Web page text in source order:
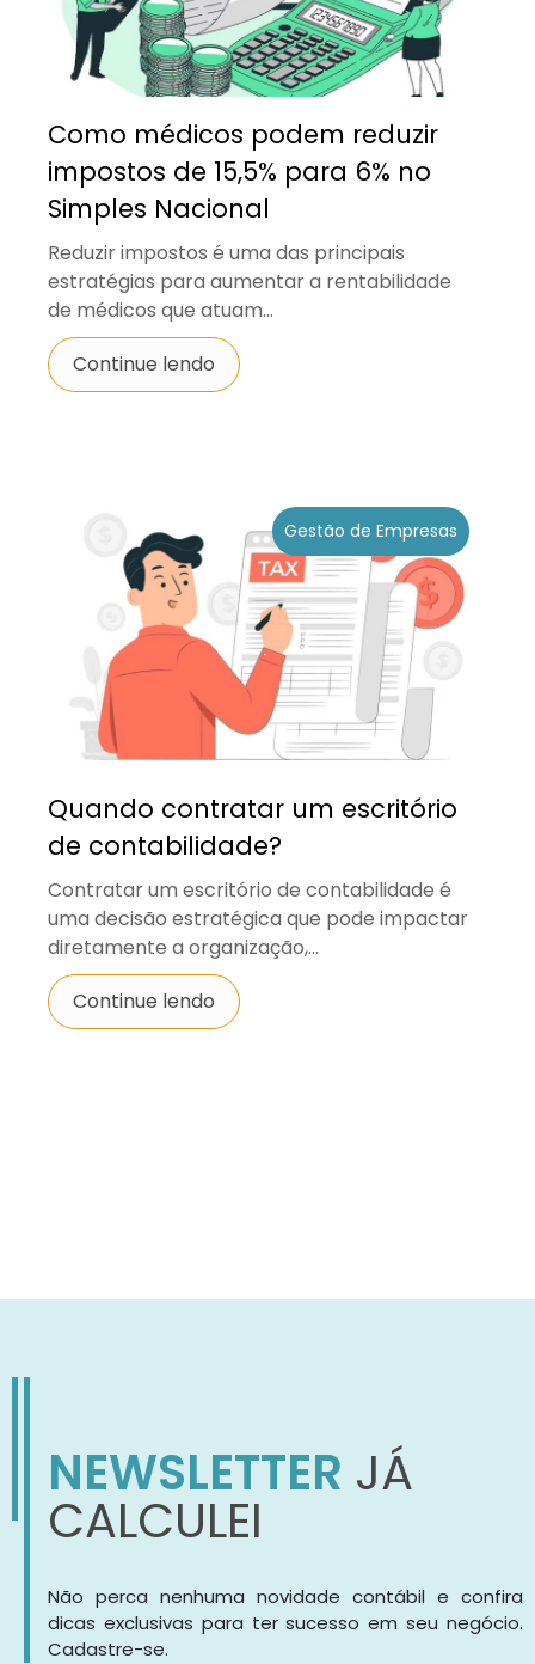
Como médicos podem reduzir
impostos de 15,5% para 6% no
Simples Nacional
Reduzir impostos é uma das principais
estratégias para aumentar a rentabilidade
de médicos que atuam...
Continue lendo
Gestão de Empresas
Quando contratar um escritório
de contabilidade?
Contratar um escritório de contabilidade é
uma decisão estratégica que pode impactar
diretamente a organização,...
Continue lendo
NEWSLETTER JÁ
CALCULEI
Não perca nenhuma novidade contábil e confira
dicas exclusivas para ter sucesso em seu negócio.
Cadastre-se.